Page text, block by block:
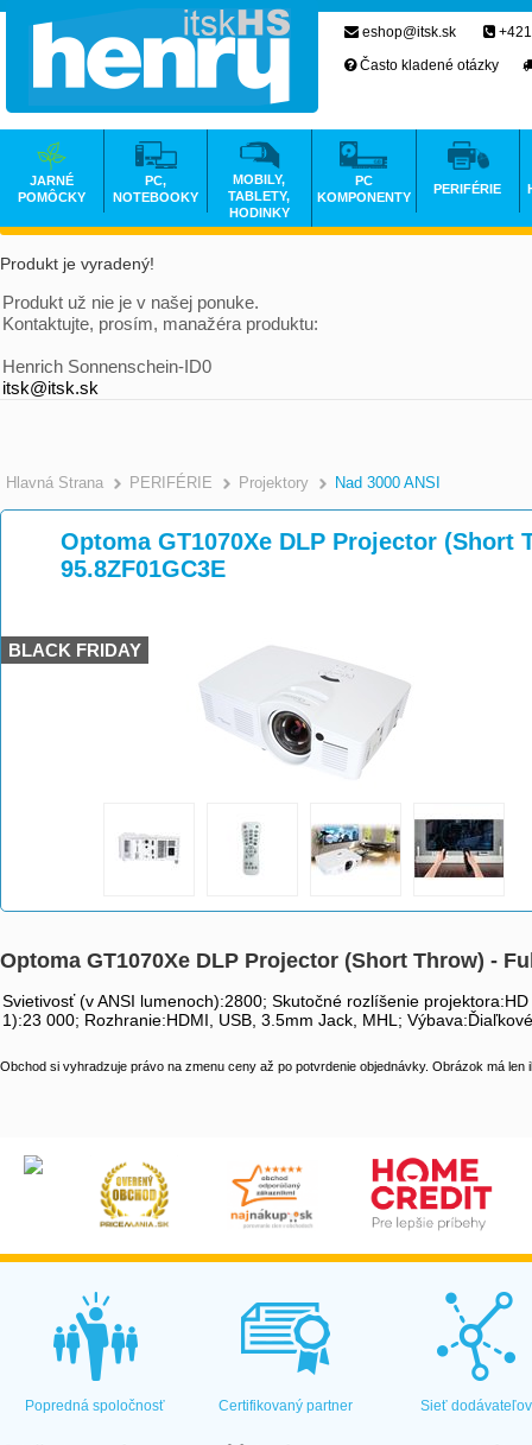
Produkt je vyradený!
Produkt už nie je v našej ponuke.
Kontaktujte, prosím, manažéra produktu:
Henrich Sonnenschein-ID0
itsk@itsk.sk
Hlavná Strana >
PERIFÉRIE >
Projektory >
Nad 3000 ANSI
Optoma GT1070Xe DLP Projector (Short
95.8ZF01GC3E
BLACK FRIDAY
Optoma GT1070Xe DLP Projector (Short Throw) -
Svietivosť (v ANSI lumenoch):2800; Skutočné rozlíšenie
1):23 000; Rozhranie:HDMI, USB, 3.5mm Jack, MHL;
Obchod si vyhradzuje právo na zmenu ceny až po potvrdenie objednávky. Obrázok má len
eshop@itsk.sk
Často kladené otázky
JARNÉ
POMÔCKY
PC,
NOTEBOOKY
MOBILY,
TABLETY,
HODINKY
PC
KOMPONENTY
PERIFÉRIE
Popredná spoločnosť Certifikovaný partner Sieť dodávateľov